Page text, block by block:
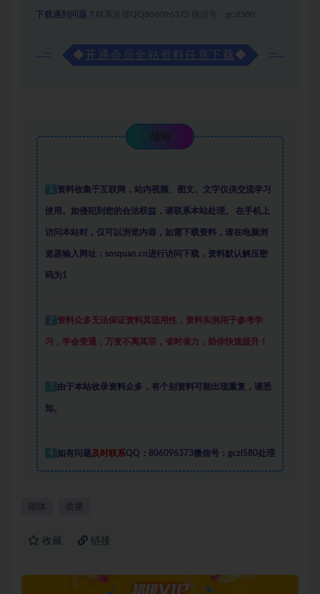
下载遇到问题？ 联系反馈QQ806096373 微信号：gczl580
◆ 开通会员全站资料任意下载◆
须知
1 资料收集于互联网 ， 站内视频、图文、文字仅供交流学习
使用。如侵犯到您的合法权益，请联系本站处理。 在手机上
访问本站时，仅可以浏览内容，如需下载资料，请在电脑浏
览器输入网址：sosquan.cn进行访问下载， 资料默认解压密
码为1
2 资料众多无法保证资料其适用性，资料实例 用于参考学
习，学会变通，万变不离其宗，省时省力，助你快速提升！
3 由于本站收录资料众多，有个别资料可能出现重复，请悉
知。
4 如有问题及时联系QQ：806096373微信号：gczl580处理
砌体 质量
收藏 链接